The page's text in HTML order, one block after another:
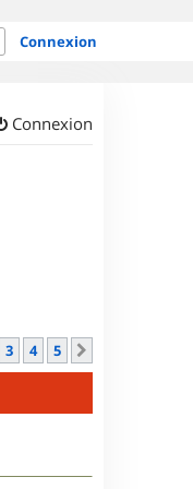
Connexion
Connexion
3 4 5